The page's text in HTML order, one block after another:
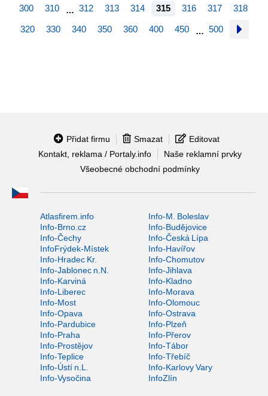
300 310 … 312 313 314 315 316 317 318
320 330 340 350 360 400 450 … 500
Přidat firmu Smazat
Editovat
Kontakt, reklama / Portaly.info
Naše reklamní prvky
Všeobecné obchodní podmínky
Atlasfirem.info
Info-M. Boleslav
Info-Brno.cz
Info-Budějovice
Info-Čechy
Info-Česká Lípa
InfoFrýdek-Místek
Info-Havířov
Info-Hradec Kr.
Info-Chomutov
Info-Jablonec n.N.
Info-Jihlava
Info-Karviná
Info-Kladno
Info-Liberec
Info-Morava
Info-Most
Info-Olomouc
Info-Opava
Info-Ostrava
Info-Pardubice
Info-Plzeň
Info-Praha
Info-Přerov
Info-Prostějov
Info-Tábor
Info-Teplice
Info-Třebíč
Info-Ústí n.L.
Info-Karlovy Vary
Info-Vysočina
InfoZlín